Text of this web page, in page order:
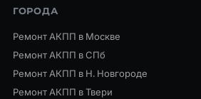
ГОРОДА
Ремонт АКПП в Москве
Ремонт АКПП в СПб
Ремонт АКПП в Н. Новгороде
Ремонт АКПП в Твери